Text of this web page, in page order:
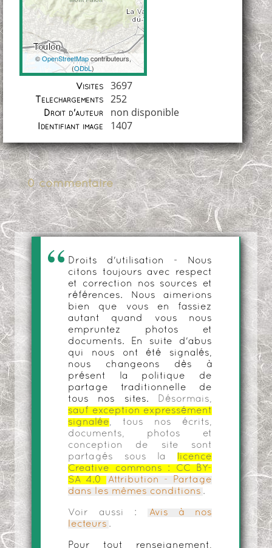
Coordonnées
©OpenStreetMapcontributeurs,
(ODbL)
Visites 3697
Téléchargements 252
Droit d'auteur non disponible
Identifiant image 1407
0 commentaire
Droits d'utilisation - Nous
citons toujours avec respect
et correction nos sources et
références. Nous aimerions
bien que vous en fassiez
autant quand vous nous
empruntez photos et
documents. En suite d'abus
qui nous ont été signalés,
nous changeons dès à
présent la politique de
partage traditionnelle de
tous nos sites.
Désormais,
sauf exception expressément
signalée, tous nos écrits,
documents, photos et
conception de site sont
partagés sous la
licence
Creative commons :
CC BY-
SA 4.0
Attribution - Partage
dans les mêmes conditions .
Voir aussi :
Avis à nos
lecteurs .
Pour tout renseignement,